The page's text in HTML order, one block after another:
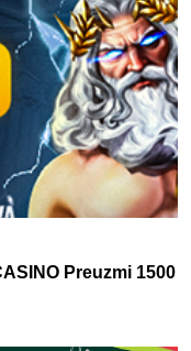
Preuzmi 1500